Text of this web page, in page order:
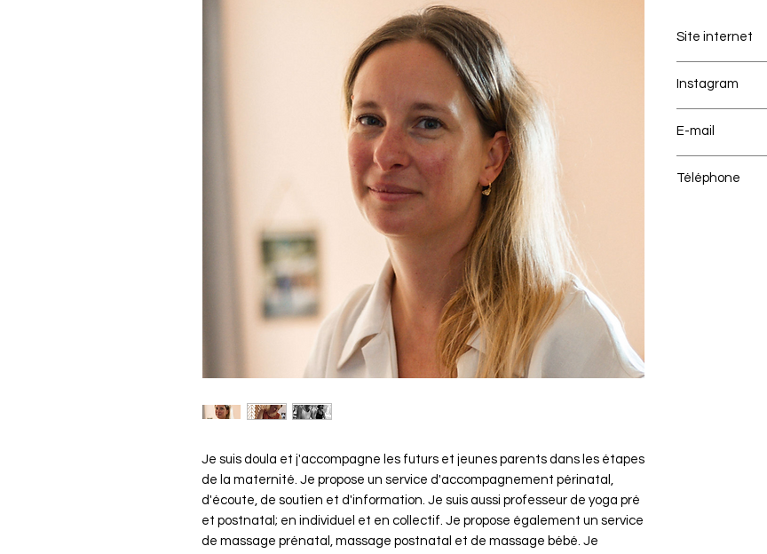
Je suis doula et j'accompagne les futurs et jeunes parents dans les étapes
de la maternité. Je propose un service d'accompagnement périnatal,
d'écoute, de soutien et d'information. Je suis aussi professeur de yoga pré
et postnatal; en individuel et en collectif. Je propose également un service
de massage prénatal, massage postnatal et de massage bébé. Je
Site internet
Instagram
E-mail
Téléphone